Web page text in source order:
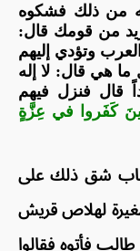
من ذلك فشكوه
من قومك قال:
وتؤدي إليهم
ما هي قال: لا إله
قال فنزل فيهم
كَفَروا في عِزَّةٍ
شق ذلك على
لهلاص قريش
فأتوه فقالوا